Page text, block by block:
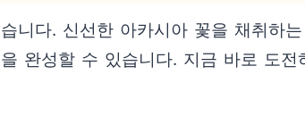
니다. 신선한 아카시아 꽃을 채취하
완성할 수 있습니다. 지금 바로 도